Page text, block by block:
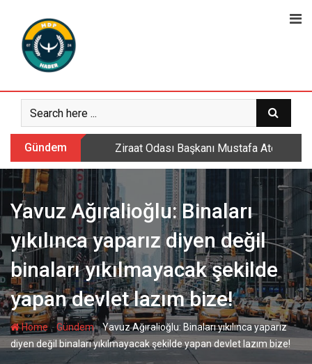
content
Gündem Ziraat Odası Başkanı Mustafa Ateş:
Yavuz Ağıralioğlu: Binaları
yıkılınca yaparız diyen değil
binaları yıkılmayacak şekilde
yapan devlet lazım bize!
Home-Gündem-Yavuz Ağıralioğlu: Binaları yıkılınca yaparız
diyen değil binaları yıkılmayacak şekilde yapan devlet lazım bize!